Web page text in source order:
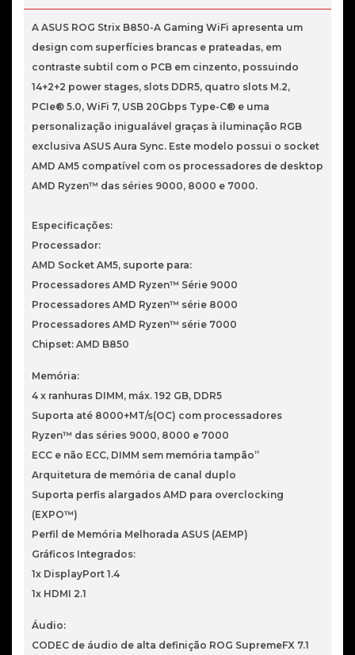
B850-
A
Gaming
WiFi
AM5
A ASUS ROG Strix B850-A Gaming WiFi apresenta um
design com superfícies brancas e prateadas, em
contraste subtil com o PCB em cinzento, possuindo
14+2+2 power stages, slots DDR5, quatro slots M.2,
PCIe® 5.0, WiFi 7, USB 20Gbps Type-C® e uma
personalização inigualável graças à iluminação RGB
exclusiva ASUS Aura Sync. Este modelo possui o socket
AMD AM5 compatível com os processadores de desktop
AMD Ryzen™ das séries 9000, 8000 e 7000.
Especificações:
Processador:
AMD Socket AM5, suporte para:
Processadores AMD Ryzen™ Série 9000
Processadores AMD Ryzen™ série 8000
Processadores AMD Ryzen™ série 7000
Chipset: AMD B850
Memória:
4 x ranhuras DIMM, máx. 192 GB, DDR5
Suporta até 8000+MT/s(OC) com processadores
Ryzen™ das séries 9000, 8000 e 7000
ECC e não ECC, DIMM sem memória tampão”
Arquitetura de memória de canal duplo
Suporta perfis alargados AMD para overclocking
(EXPO™)
Perfil de Memória Melhorada ASUS (AEMP)
Gráficos Integrados:
1x DisplayPort 1.4
1x HDMI 2.1
Áudio:
CODEC de áudio de alta definição ROG SupremeFX 7.1